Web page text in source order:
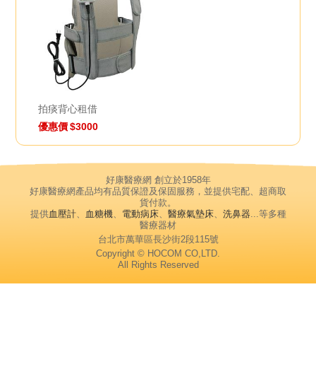
拍痰背心租借
優惠價 $3000
好康醫療網 創立於1958年
好康醫療網產品均有品質保證及保固服務，並提供宅配、超商取
貨付款。
提供血壓計、 血糖機、 電動病床、 醫療氣墊床、 洗鼻器 ...等多種
醫療器材
台北市萬華區長沙街2段115號
Copyright © HOCOM CO,LTD.
All Rights Reserved